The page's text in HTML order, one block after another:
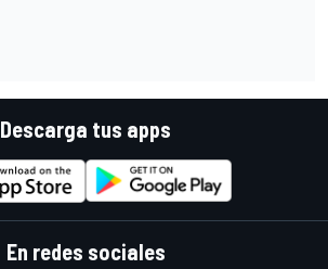
Descarga tus apps
En redes sociales